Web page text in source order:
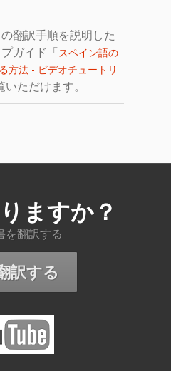
翻訳手順を説明した
ガイド「スペイン語の
方法 - ビデオチュートリ
いただけます。
ますか？
を翻訳する
訳する